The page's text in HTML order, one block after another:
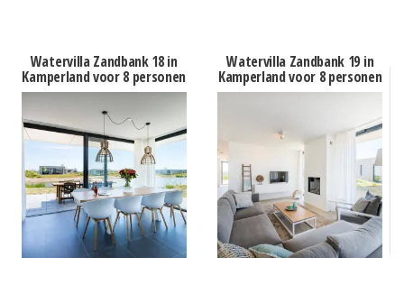
Watervilla Zandbank 18 in
Kamperland voor 8 personen
Watervilla Zandbank 19 in
Kamperland voor 8 personen